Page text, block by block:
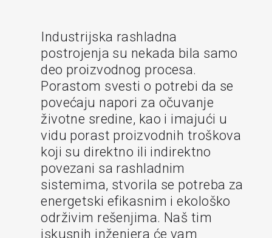
Industrijska rashladna
postrojenja su nekada bila samo
deo proizvodnog procesa.
Porastom svesti o potrebi da se
povećaju napori za očuvanje
životne sredine, kao i imajući u
vidu porast proizvodnih troškova
koji su direktno ili indirektno
povezani sa rashladnim
sistemima, stvorila se potreba za
energetski efikasnim i ekološko
održivim rešenjima. Naš tim
iskusnih inženjera će vam